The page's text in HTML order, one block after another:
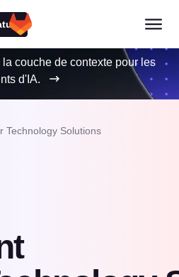
couche de contexte pour les
d'IA.
Technology Solutions